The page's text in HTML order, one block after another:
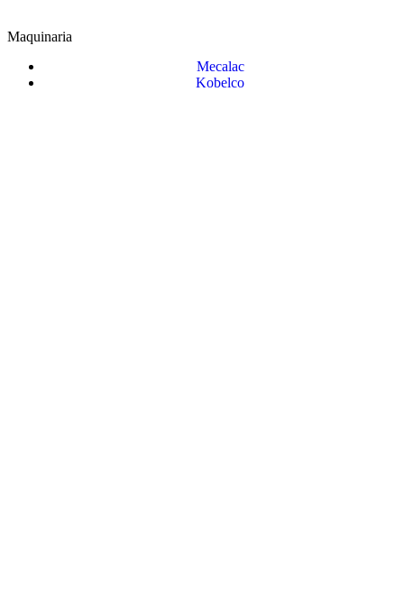
Maquinaria
Mecalac
Kobelco